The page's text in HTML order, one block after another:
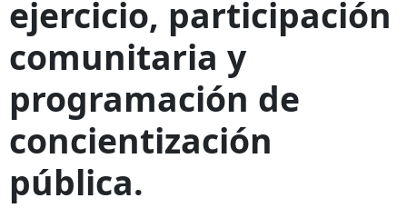
ejercicio, participación
comunitaria y
programación de
concientización
pública.